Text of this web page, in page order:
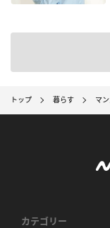
トップ 暮らす マ
カテゴリー